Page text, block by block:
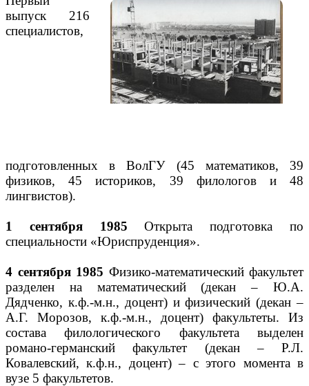
выпуск 216
специалистов,
подготовленных в ВолГУ (45 математиков, 39
физиков, 45 историков, 39 филологов и 48
лингвистов).
1 сентября 1985 Открыта подготовка по
специальности «Юриспруденция».
4 сентября 1985 Физико-математический факультет
разделен на математический (декан – Ю.А.
Дядченко, к.ф.-м.н., доцент) и физический (декан –
А.Г. Морозов, к.ф.-м.н., доцент) факультеты. Из
состава филологического факультета выделен
романо-германский факультет (декан – Р.Л.
Ковалевский, к.ф.н., доцент) – с этого момента в
вузе 5 факультетов.